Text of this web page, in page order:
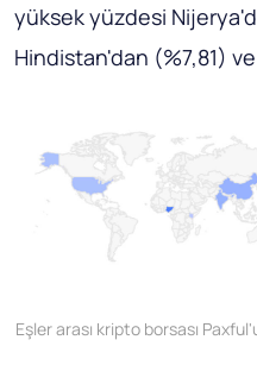
yüksek yüzdesi
Hindistan'dan (%7,81)
Eşler arası kripto borsası